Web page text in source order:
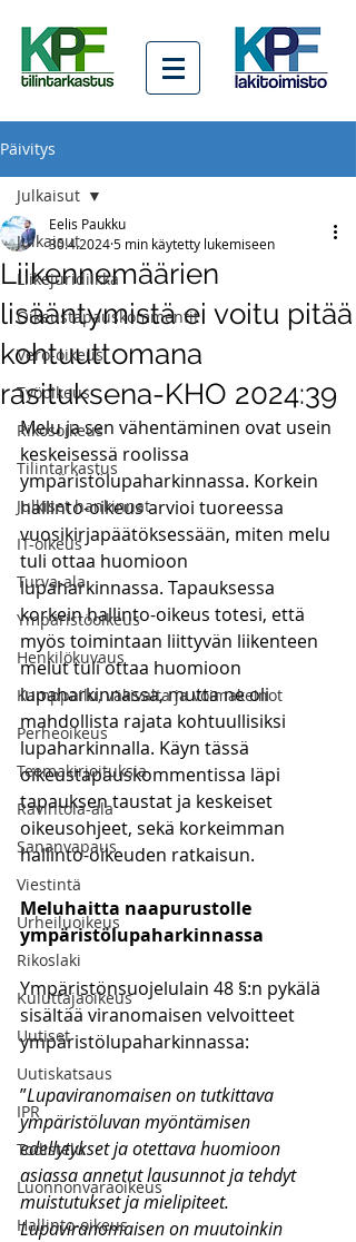
Päivitys
Julkaisut
Liikejuridiikka
Oikeustapauskommentit
Vero-oikeus
Työoikeus
Rikosoikeus
Tilintarkastus
Julkiset hankinnat
IT-oikeus
Turva-ala
Ympäristöoikeus
Henkilökuvaus
Kamppailu, väkivalta ja voimakeinot
Perheoikeus
Teemakirjoituksia
Ravintola-ala
Sananvapaus
Viestintä
Urheiluoikeus
Rikoslaki
Kuluttajaoikeus
Uutiset
Uutiskatsaus
IPR
Todistelu
Luonnonvaraoikeus
Hallinto-oikeus
Julkaisut
Liikennemäärien
lisääntymistä ei voitu pitää
kohtuuttomana
rasituksena-KHO 2024:39
Eelis Paukku
30.4.20245 min käytetty lukemiseen
Melu ja sen vähentäminen ovat usein
keskeisessä roolissa
ympäristölupaharkinnassa. Korkein
hallinto-oikeus arvioi tuoreessa
vuosikirjapäätöksessään, miten melu
tuli ottaa huomioon
lupaharkinnassa. Tapauksessa
korkein hallinto-oikeus totesi, että
myös toimintaan liittyvän liikenteen
melut tuli ottaa huomioon
lupaharkinnassa, mutta ne oli
mahdollista rajata kohtuullisiksi
lupaharkinnalla. Käyn tässä
oikeustapauskommentissa läpi
tapauksen taustat ja keskeiset
oikeusohjeet, sekä korkeimman
hallinto-oikeuden ratkaisun.
Meluhaitta naapurustolle
ympäristölupaharkinnassa
Ympäristönsuojelulain 48 §:n pykälä
sisältää viranomaisen velvoitteet
ympäristölupaharkinnassa:
”Lupaviranomaisen on tutkittava
ympäristöluvan myöntämisen
edellytykset ja otettava huomioon
asiassa annetut lausunnot ja tehdyt
muistutukset ja mielipiteet.
Lupaviranomaisen on muutoinkin